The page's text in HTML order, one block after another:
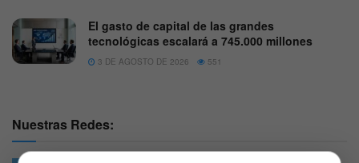
El gasto de capital de las grandes
tecnológicas escalará a 745.000 millones
3 DE AGOSTO DE 2026 551
Nuestras Redes: